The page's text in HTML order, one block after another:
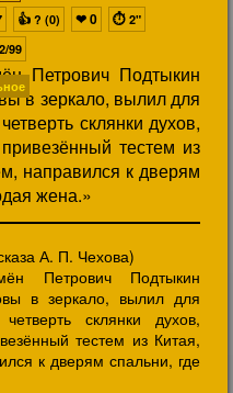
Петрович Подтыкин
в зеркало, вылил для
склянки духов,
тестем из
направился к дверям
жена.»
👍 ? (0) ❤0 ⏱ 2"
99
А. П. Чехова)
Петрович Подтыкин
в зеркало, вылил для
склянки духов,
тестем из Китая,
к дверям спальни, где